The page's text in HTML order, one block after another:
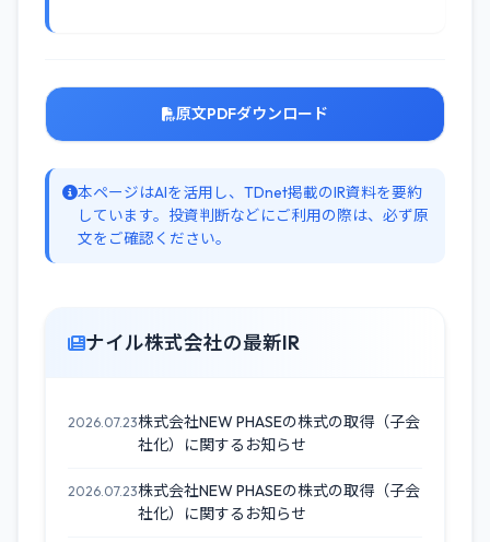
原文PDFダウンロード
本ページはAIを活用し、TDnet掲載のIR資料を要約
しています。投資判断などにご利用の際は、必ず原
文をご確認ください。
ナイル株式会社の最新IR
2026.07.23株式会社NEW PHASEの株式の取得（子会
社化）に関するお知らせ
2026.07.23株式会社NEW PHASEの株式の取得（子会
社化）に関するお知らせ